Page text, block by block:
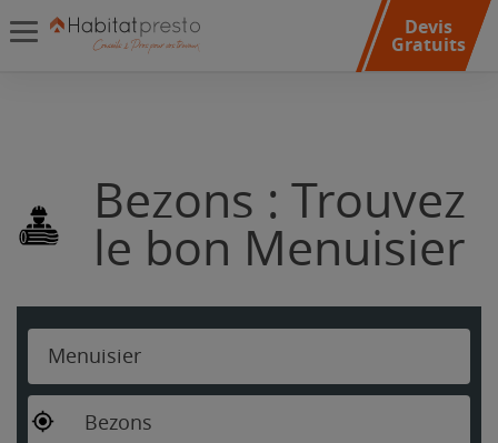
Devis
Gratuits
Bezons : Trouvez
le bon Menuisier
Menuisier
Bezons